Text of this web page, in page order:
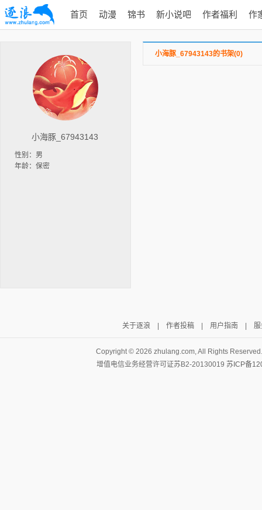
首页 动漫 锦书 新小说吧 作者福利 作
小海豚_67943143
性别：男
年龄：保密
小海豚_67943143的书架(0)
关于逐浪 作者投稿| 用户指南 服
Copyright © 2026 zhulang.com, All Rights
增值电信业务经营许可证苏B2-20130019 苏ICP备